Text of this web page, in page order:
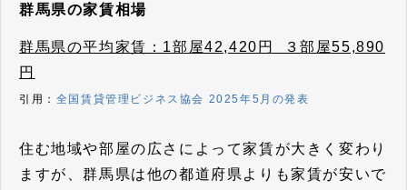
群馬県の家賃相場
群馬県の平均家賃：1部屋42,420円 ３部屋55,890
円
引用： 全国賃貸管理ビジネス協会 2025年5月の発表
住む地域や部屋の広さによって家賃が大きく変わり
ますが、群馬県は他の都道府県よりも家賃が安いで